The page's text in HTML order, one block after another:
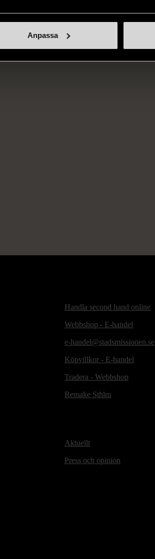
Anpassa
Handla second hand online
Webbshop - E-handel
e-handel@stadsmissionen.se
Köpvillkor - E-handel
Tradera - Webbshop
Remake Sthlm
Aktuellt
Press och opinion